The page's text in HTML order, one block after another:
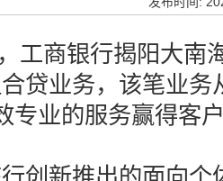
工商银行揭阳大南
贷业务，该笔业务
专业的服务赢得客